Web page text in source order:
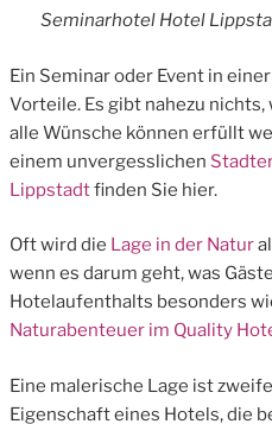
Seminarhotel Hotel
Ein Seminar oder Event in einer
Vorteile. Es gibt nahezu nichts,
alle Wünsche können erfüllt
einem unvergesslichen
Lippstadtfinden Sie hier.
Oft wird die Lage in der Natur
wenn es darum geht, was
Hotelaufenthalts besonders
Naturabenteuer im Quality
Eine malerische Lage ist
Eigenschaft eines Hotels, die